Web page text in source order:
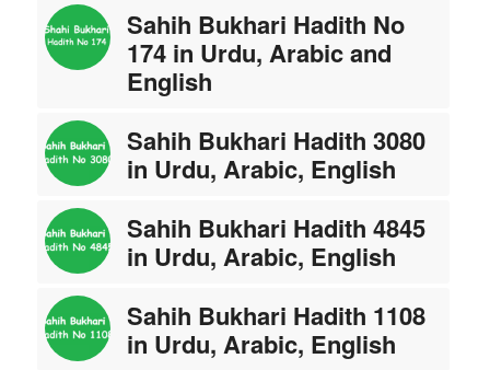
Sahih Bukhari Hadith No
174 in Urdu, Arabic and
English
Sahih Bukhari Hadith 3080
in Urdu, Arabic, English
Sahih Bukhari Hadith 4845
in Urdu, Arabic, English
Sahih Bukhari Hadith 1108
in Urdu, Arabic, English